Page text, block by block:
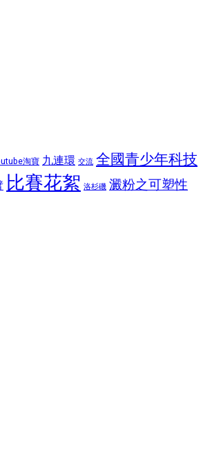
淘寶 九連環 交流 全國青少年科技
比賽花絮 洛杉磯 澱粉之可塑性